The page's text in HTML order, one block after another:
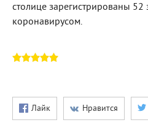
столице зарегистрированы
коронавирусом.
Лайк Нравится